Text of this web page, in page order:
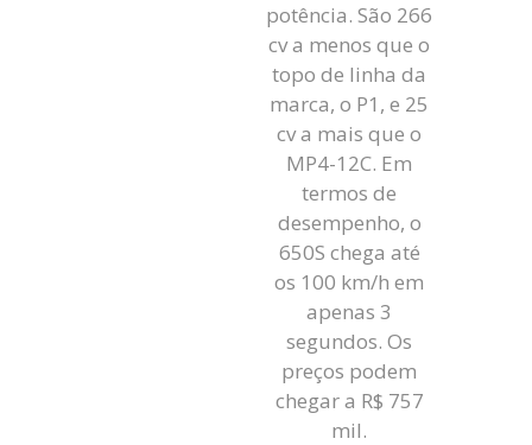
potência. São 266
cv a menos que o
topo de linha da
marca, o P1, e 25
cv a mais que o
MP4-12C. Em
termos de
desempenho, o
650S chega até
os 100 km/h em
apenas 3
segundos. Os
preços podem
chegar a R$ 757
mil.